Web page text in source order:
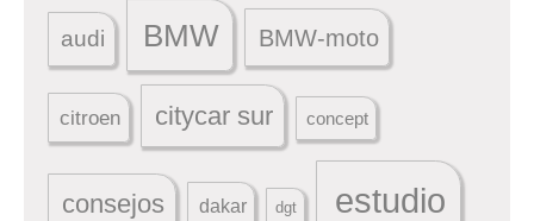
audi BMW BMW-moto
citroen citycar sur concept
consejos dakar dgt estudio